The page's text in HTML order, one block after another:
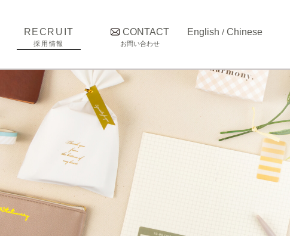
English / Chinese
CONTACT
お問い合わせ
RECRUIT
採用情報
仕事内容
募集要項
インタビュー